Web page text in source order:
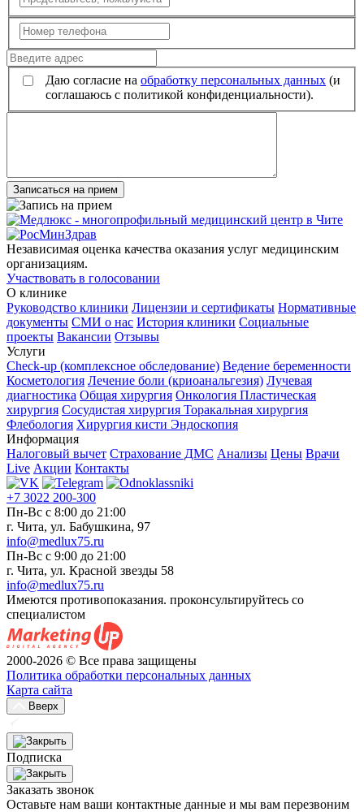
Даю согласие на обработку персональных данных (и
соглашаюсь с политикой конфиденциальности).
Записаться на прием
Независимая оценка качества оказания услуг медицинским
организациям.
Участвовать в голосовании
О клинике
Руководство клиники Лицензии и сертификаты Нормативные
документы СМИ о нас История клиники Социальные
проекты Вакансии Отзывы
Услуги
Check-up (комплексное обследование) Ведение беременности
Косметология Лечение боли (криоанальгезия) Лучевая
диагностика Общая хирургия Онкология Пластическая
хирургия Сосудистая хирургия Торакальная хирургия
Флебология Хирургия кисти Эндоскопия
Информация
Налоговый вычет Страхование ДМС Анализы Цены Врачи
Live Акции Контакты
+7 3022 200-300
Пн-Вс с 8:00 до 21:00
г. Чита, ул. Бабушкина, 97
info@medlux75.ru
Пн-Вс с 9:00 до 21:00
г. Чита, ул. Красной звезды 58
info@medlux75.ru
Имеются противопоказания. проконсультируйтесь со
специалистом
2000-2026 © Все права защищены
Политика обработки персональных данных
Карта сайта
Вверх
Подписка
Заказать звонок
Оставьте нам ваши контактные данные и мы вам перезвоним